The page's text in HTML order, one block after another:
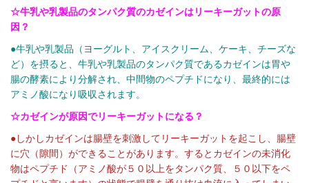
☆牛乳や乳製品のタンパク質のカゼインはリーキーガットの原
因？
●牛乳や乳製品（ヨーグルト、アイスクリーム、ケーキ、チーズな
ど）を摂ると、牛乳や乳製品のタンパク質であるカゼインは胃や
腸の酵素により分解され、中間物のペプチドになり、最終的には
アミノ酸になり吸収されます。
☆カゼインが原因でリーキーガットになる？
●しかしカゼインは腸壁を刺激してリーキーガットを起こし、腸壁
に穴（隙間）ができることがあります。するとカゼインの未消化
物はペプチド（アミノ酸が５０以上をタンパク質、５０以下をペ